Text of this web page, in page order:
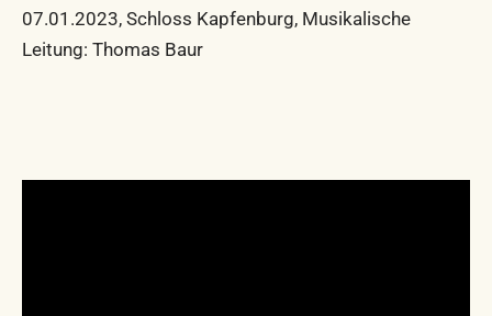
07.01.2023, Schloss Kapfenburg, Musikalische
Leitung: Thomas Baur